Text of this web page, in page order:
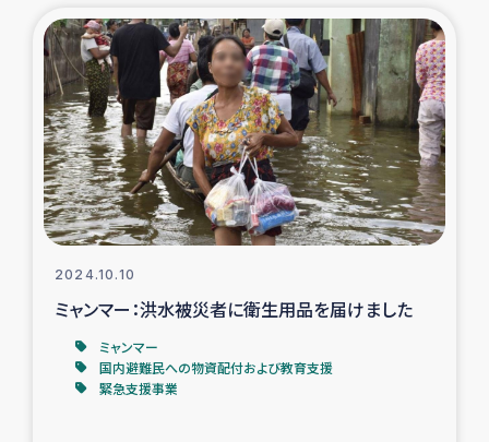
ガザ地区における被災住民への緊急支援
ガザ地区酪農を通した女性グループの生計支援
ふりかけ普及と食生活改善による栄養改善事業
フェアトレード事業
女性の生計向上を通じた子どもの栄養改善事業
民際教育
2024.10.10
ミャンマー：洪水被災者に衛生用品を届けました
ミャンマー
国内避難民への物資配付および教育支援
緊急支援事業